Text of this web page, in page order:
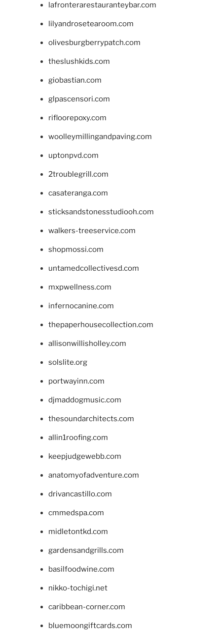
lafronterarestauranteybar.com
lilyandrosetearoom.com
olivesburgberrypatch.com
theslushkids.com
giobastian.com
glpascensori.com
rifloorepoxy.com
woolleymillingandpaving.com
uptonpvd.com
2troublegrill.com
casateranga.com
sticksandstonesstudiooh.com
walkers-treeservice.com
shopmossi.com
untamedcollectivesd.com
mxpwellness.com
infernocanine.com
thepaperhousecollection.com
allisonwillisholley.com
solslite.org
portwayinn.com
djmaddogmusic.com
thesoundarchitects.com
allin1roofing.com
keepjudgewebb.com
anatomyofadventure.com
drivancastillo.com
cmmedspa.com
midletontkd.com
gardensandgrills.com
basilfoodwine.com
nikko-tochigi.net
caribbean-corner.com
bluemoongiftcards.com